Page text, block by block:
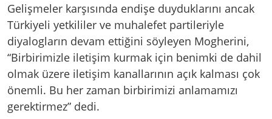
Gelişmeler karşısında endişe duyduklarını ancak
Türkiyeli yetkililer ve muhalefet partileriyle
diyalogların devam ettiğini söyleyen Mogherini,
“Birbirimizle iletişim kurmak için benimki de dahil
olmak üzere iletişim kanallarının açık kalması çok
önemli. Bu her zaman birbirimizi anlamamızı
gerektirmez” dedi.